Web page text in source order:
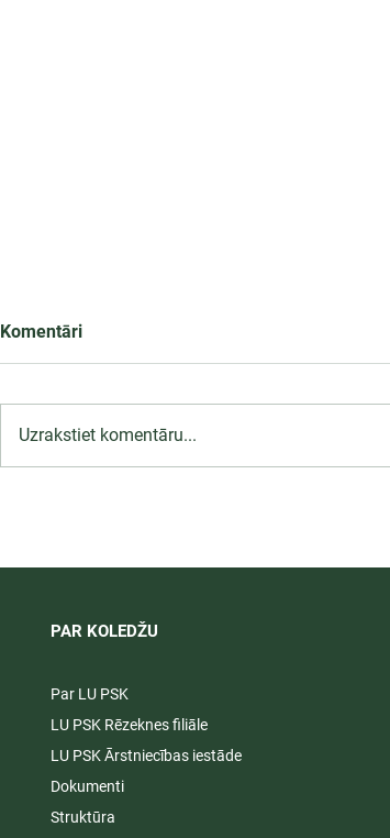
Komentāri
Uzrakstiet komentāru...
PAR KOLEDŽU
Par LU PSK
LU PSK Rēzeknes filiāle
LU PSK Ārstniecības iestāde
Dokumenti
Struktūra